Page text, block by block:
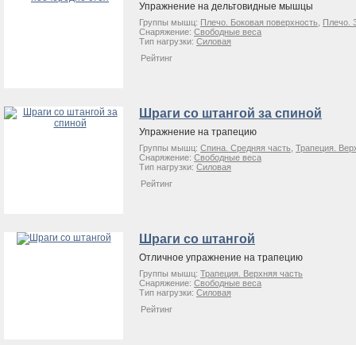
Упражнение на дельтовидные мышцы
Группы мышц: Плечо. Боковая поверхность
Плечо.
Снаряжение: Свободные веса
Тип нагрузки: Силовая
Рейтинг
Шраги со штангой за спиной
Упражнение на трапецию
Группы мышц: Спина. Средняя часть Трапеция.
Снаряжение: Свободные веса
Тип нагрузки: Силовая
Рейтинг
Шраги со штангой
Отличное упражнение на трапецию
Группы мышц: Трапеция. Верхняя часть
Снаряжение: Свободные веса
Тип нагрузки: Силовая
Рейтинг